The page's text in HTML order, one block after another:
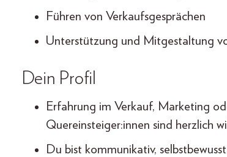
Führen von Verkaufsgesprächen
Unterstützung und Mitgestaltung
Dein Profil
Erfahrung im Verkauf, Marketing
Quereinsteiger:innen sind herzlich
Du bist kommunikativ,